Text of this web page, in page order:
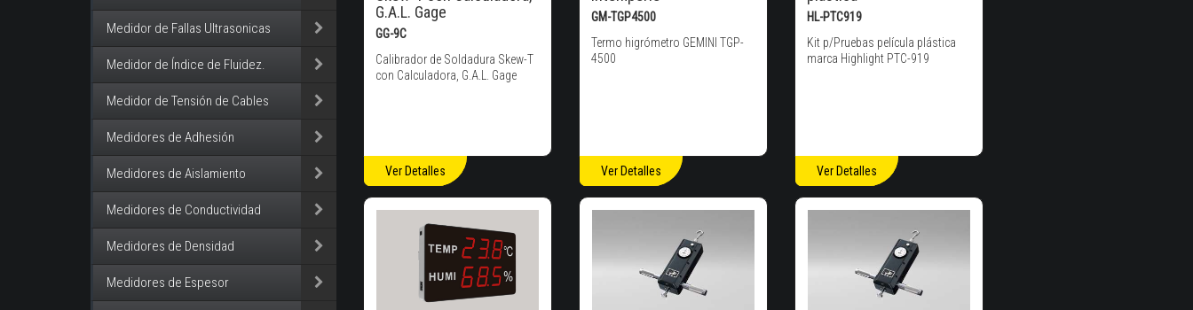
Medidor de Fallas Ultrasonicas
Medidor de Índice de Fluidez.
Medidor de Tensión de Cables
Medidores de Adhesión
Medidores de Aislamiento
Medidores de Conductividad
Medidores de Densidad
Medidores de Espesor
G.A.L. Gage
GG-9C
Calibrador de Soldadura Skew-T
con Calculadora, G.A.L. Gage
Ver Detalles
GM-TGP4500
Termo higrómetro GEMINI TGP-
4500
Ver Detalles
HL-PTC919
Kit p/Pruebas película plástica
marca Highlight PTC-919
Ver Detalles